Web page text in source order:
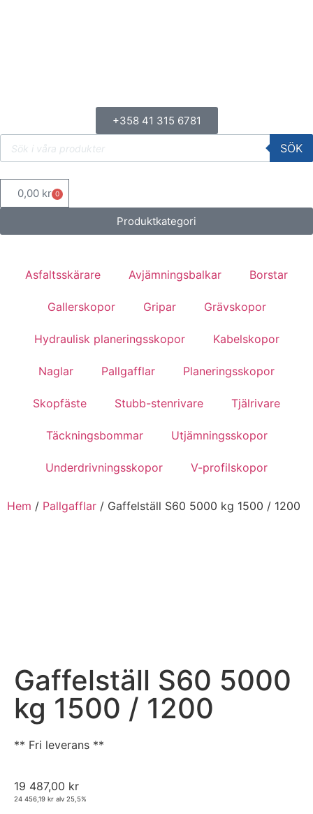
+358 41 315 6781
SÖK
0,00 kr 0
Produktkategori
Asfaltsskärare Avjämningsbalkar Borstar
Gallerskopor Gripar Grävskopor
Hydraulisk planeringsskopor Kabelskopor
Naglar Pallgafflar Planeringsskopor
Skopfäste Stubb-stenrivare Tjälrivare
Täckningsbommar Utjämningsskopor
Underdrivningsskopor V-profilskopor
Hem / Pallgafflar / Gaffelställ S60 5000 kg 1500 / 1200
Gaffelställ S60 5000
kg 1500 / 1200
** Fri leverans **
19 487,00 kr
24 456,19 kr alv 25,5%